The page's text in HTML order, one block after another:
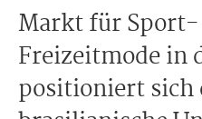
Markt für
Freizeitmode in
positioniert sich